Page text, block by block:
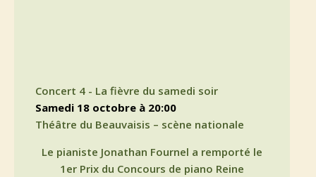
Concert 4 - La fièvre du samedi soir
samedi 18 octobre à 20:00
Théâtre du Beauvaisis – scène nationale
Le pianiste Jonathan Fournel a remporté le
1er Prix du Concours de piano Reine